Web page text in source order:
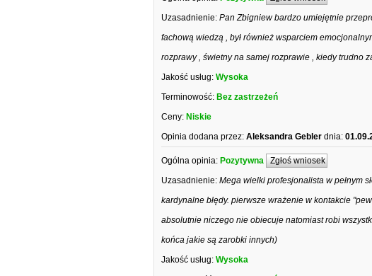
Uzasadnienie: Pan Zbigniew bardzo umiejętnie
fachową wiedzą , był również wsparciem
rozprawy , świetny na samej rozprawie , kiedy trudno
Jakość usług: Wysoka
Terminowość: Bez zastrzeżeń
Ceny: Niskie
Opinia dodana przez: Aleksandra Gebler dnia:
Ogólna opinia: Pozytywna Zgłoś wniosek
Uzasadnienie: Mega wielki profesjonalista w pełnym
kardynalne błędy. pierwsze wrażenie w kontakcie
absolutnie niczego nie obiecuje natomiast robi
końca jakie są zarobki innych)
Jakość usług: Wysoka